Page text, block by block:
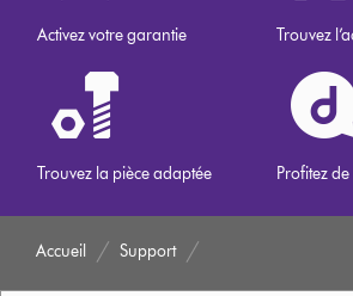
Activez votre garantie Trouvez
Trouvez la pièce adaptée Profitez
Accueil Support